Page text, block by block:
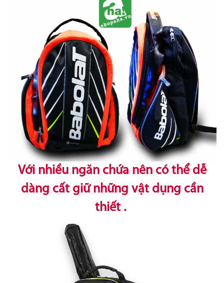
Với nhiều ngăn chứa nên có thể dễ
dàng cất giữ những vật dụng cần
thiết .